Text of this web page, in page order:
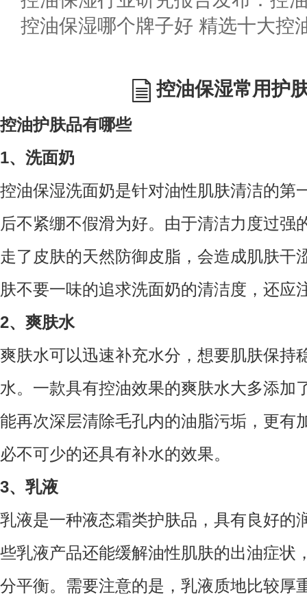
控油保湿哪个牌子好 精选十大控
控油保湿常用护
控油护肤品有哪些
1、洗面奶
控油保湿洗面奶是针对油性肌肤清洁的第
后不紧绷不假滑为好。由于清洁力度过强
走了皮肤的天然防御皮脂，会造成肌肤干
肤不要一味的追求洗面奶的清洁度，还应
2、爽肤水
爽肤水可以迅速补充水分，想要肌肤保持
水。一款具有控油效果的爽肤水大多添加
能再次深层清除毛孔内的油脂污垢，更有
必不可少的还具有补水的效果。
3、乳液
乳液是一种液态霜类护肤品，具有良好的
些乳液产品还能缓解油性肌肤的出油症状
分平衡。需要注意的是，乳液质地比较厚